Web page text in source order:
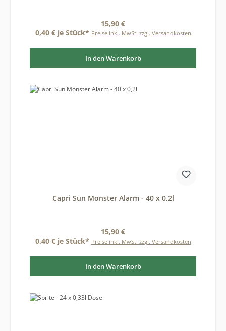
Regulärer Preis:
15,90 €
0,40 € je Stück* Preise inkl. MwSt. zzgl. Versandkosten
In den Warenkorb
Capri Sun Monster Alarm - 40 x 0,2l
Regulärer Preis:
15,90 €
0,40 € je Stück* Preise inkl. MwSt. zzgl. Versandkosten
In den Warenkorb